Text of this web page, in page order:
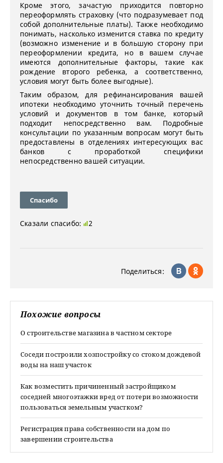
Кроме этого, зачастую приходится повторно
переоформлять страховку (что подразумевает под
собой дополнительные платы). Также необходимо
понимать, насколько изменится ставка по кредиту
(возможно изменение и в большую сторону при
переоформлении кредита, но в вашем случае
имеются дополнительные факторы, такие как
рождение второго ребенка, а соответственно,
условия могут быть более выгодные).
Таким образом, для рефинансирования вашей
ипотеки необходимо уточнить точный перечень
условий и документов в том банке, который
подходит непосредственно вам. Подробные
консультации по указанным вопросам могут быть
предоставлены в отделениях интересующих вас
банков с проработкой специфики
непосредственно вашей ситуации.
Спасибо
Сказали спасибо: 2
Поделиться:
Похожие вопросы
О строительстве магазина в частном секторе
Соседи построили хозпостройку со стоком дождевой
воды на наш участок
Как возместить причиненный застройщиком
соседней многоэтажки вред от потери возможности
пользоваться земельным участком?
Регистрация права собственности на дом по
завершении строительства